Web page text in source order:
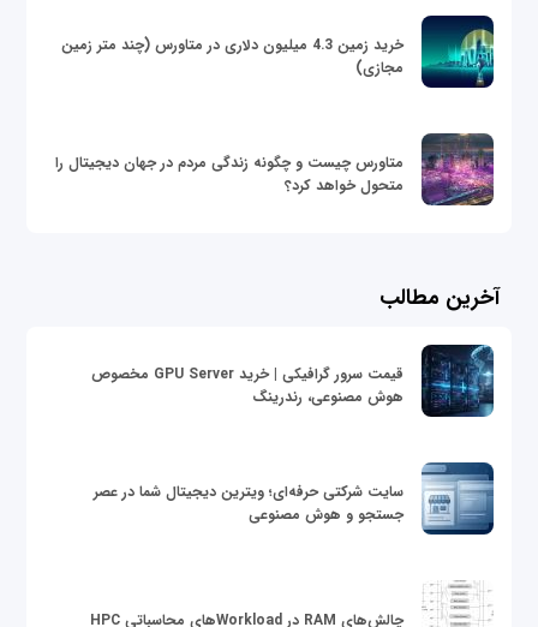
خرید زمین 4.3 میلیون دلاری در متاورس (چند متر زمین
مجازی)
متاورس چیست و چگونه زندگی مردم در جهان دیجیتال را
متحول خواهد کرد؟
آخرین مطالب
قیمت سرور گرافیکی | خرید GPU Server مخصوص
هوش مصنوعی، رندرینگ
سایت شرکتی حرفه‌ای؛ ویترین دیجیتال شما در عصر
جستجو و هوش مصنوعی
چالش‌های RAM در Workloadهای محاسباتی HPC